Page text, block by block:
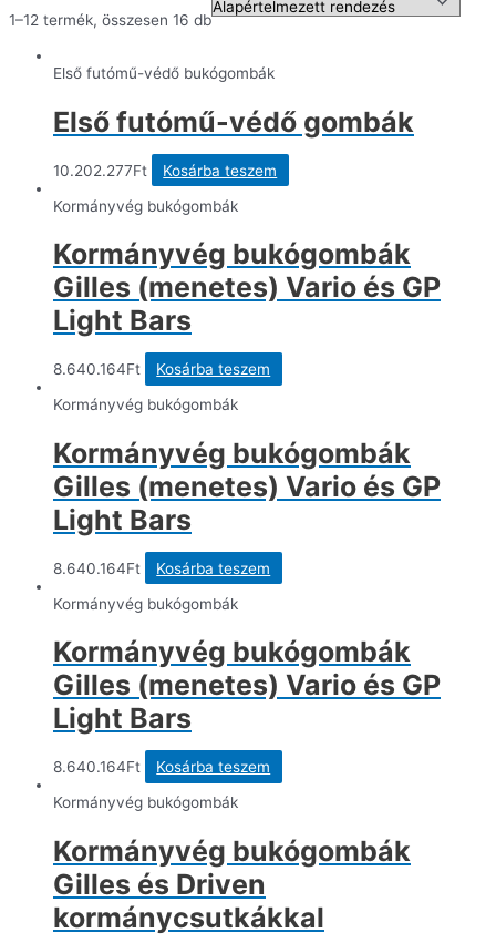
1–12 termék, összesen 16 db
Első futómű-védő bukógombák
Első futómű-védő gombák
10.202.277Ft
Kosárba teszem
Kormányvég bukógombák
Kormányvég bukógombák
Gilles (menetes) Vario és GP
Light Bars
8.640.164Ft
Kosárba teszem
Kormányvég bukógombák
Kormányvég bukógombák
Gilles (menetes) Vario és GP
Light Bars
8.640.164Ft
Kosárba teszem
Kormányvég bukógombák
Kormányvég bukógombák
Gilles (menetes) Vario és GP
Light Bars
8.640.164Ft
Kosárba teszem
Kormányvég bukógombák
Kormányvég bukógombák
Gilles és Driven
kormánycsutkákkal